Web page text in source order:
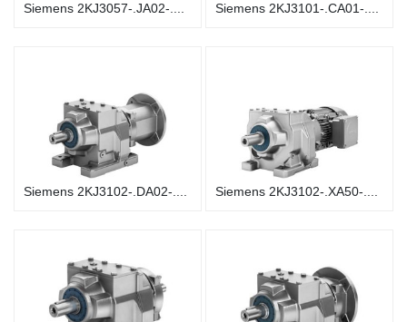
Siemens 2KJ3057-.JA02-.... Siemens 2KJ3101-.CA01-....
Siemens 2KJ3102-.DA02-.... Siemens 2KJ3102-.XA50-....